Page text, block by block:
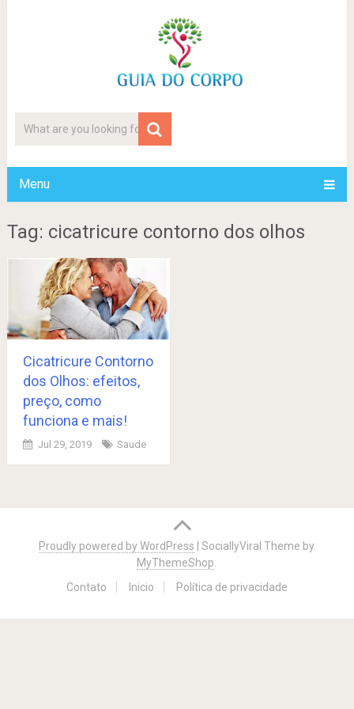
Menu
Tag: cicatricure contorno dos olhos
Cicatricure Contorno
dos Olhos: efeitos,
preço, como
funciona e mais!
Jul 29, 2019 Saude
navigation
Proudly powered by WordPress |SociallyViral Theme by
MyThemeShop.
Contato
Inicio Política de privacidade